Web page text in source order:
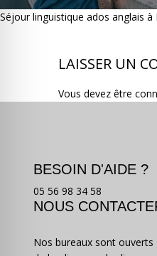
Séjour linguistique ados anglais à
LAISSER UN
Vous devez être
BESOIN D'AIDE ?
05 56 98 34 58
NOUS
Nos bureaux sont ouverts